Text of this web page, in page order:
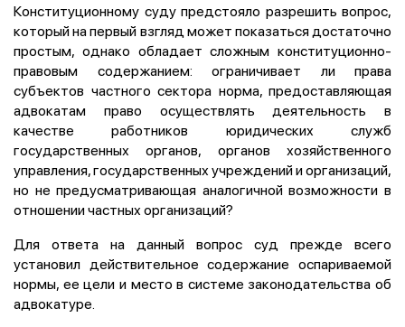
Конституционному суду предстояло разрешить вопрос,
который на первый взгляд может показаться достаточно
простым, однако обладает сложным конституционно-
правовым содержанием: ограничивает ли права
субъектов частного сектора норма, предоставляющая
адвокатам право осуществлять деятельность в
качестве работников юридических служб
государственных органов, органов хозяйственного
управления, государственных учреждений и организаций,
но не предусматривающая аналогичной возможности в
отношении частных организаций?
Для ответа на данный вопрос суд прежде всего
установил действительное содержание оспариваемой
нормы, ее цели и место в системе законодательства об
адвокатуре.